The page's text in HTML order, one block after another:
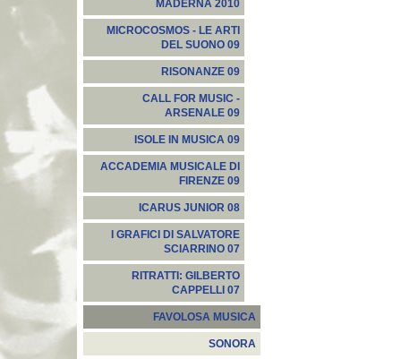
MADERNA 2010
MICROCOSMOS - LE ARTI
DEL SUONO 09
RISONANZE 09
CALL FOR MUSIC -
ARSENALE 09
ISOLE IN MUSICA 09
ACCADEMIA MUSICALE DI
FIRENZE 09
ICARUS JUNIOR 08
I GRAFICI DI SALVATORE
SCIARRINO 07
RITRATTI: GILBERTO
CAPPELLI 07
FAVOLOSA MUSICA
SONORA